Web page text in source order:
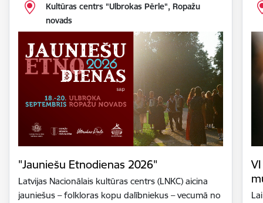
Kultūras centrs "Ulbrokas Pērle", Ropažu
novads
"Jauniešu Etnodienas 2026"
Latvijas Nacionālais kultūras centrs (LNKC) aicina
jauniešus – folkloras kopu dalībniekus – vecumā no